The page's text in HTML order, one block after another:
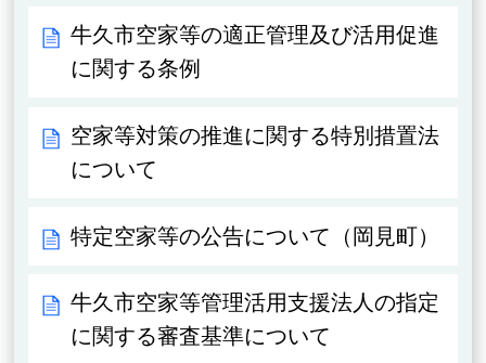
牛久市空家等の適正管理及び活用促進
に関する条例
空家等対策の推進に関する特別措置法
について
特定空家等の公告について（岡見町）
牛久市空家等管理活用支援法人の指定
に関する審査基準について